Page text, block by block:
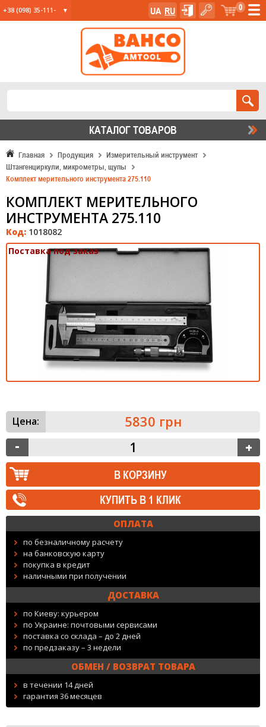
+38 (098) 35-111- 0
UA RU
Главная Продукция
Измерительный инструмент
Штангенциркули, микрометры, щупы
Комплект мерительного инструмента 275.110
КОМПЛЕКТ МЕРИТЕЛЬНОГО
ИНСТРУМЕНТА 275.110
Код: 1018082
Поставка под заказ
Цена: 5830 грн
КУПИТЬ В 1 КЛИК
ОПЛАТА
по безналичному расчету
на банковскую карту
покупка в кредит
наличными при получении
ДОСТАВКА
по Киеву: курьером
по Украине: почтовыми сервисами
поставка со склада – до 2 дней
по предзаказу – 3 недели
ОБМЕН / ВОЗВРАТ ТОВАРА
в течении 14 дней
гарантия 36 месяцев
КАТАЛОГ ТОВАРОВ